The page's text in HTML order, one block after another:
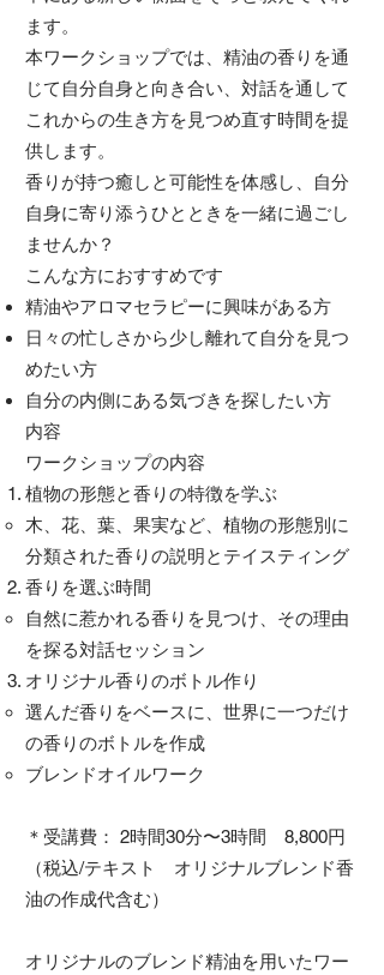
ます。
本ワークショップでは、精油の香りを通
じて自分自身と向き合い、対話を通して
これからの生き方を見つめ直す時間を提
供します。
香りが持つ癒しと可能性を体感し、自分
自身に寄り添うひとときを一緒に過ごし
ませんか？
こんな方におすすめです
精油やアロマセラピーに興味がある方
日々の忙しさから少し離れて自分を見つ
めたい方
自分の内側にある気づきを探したい方
内容
ワークショップの内容
植物の形態と香りの特徴を学ぶ
木、花、葉、果実など、植物の形態別に
分類された香りの説明とテイスティング
香りを選ぶ時間
自然に惹かれる香りを見つけ、その理由
を探る対話セッション
オリジナル香りのボトル作り
選んだ香りをベースに、世界に一つだけ
の香りのボトルを作成
ブレンドオイルワーク
＊受講費： 2時間30分〜3時間 8,800円
（税込/テキスト オリジナルブレンド香
油の作成代含む）
オリジナルのブレンド精油を用いたワー